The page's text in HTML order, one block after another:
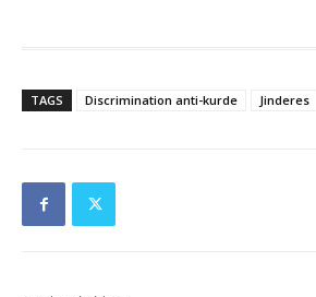
TAGS Discrimination anti-kurde Jinderes